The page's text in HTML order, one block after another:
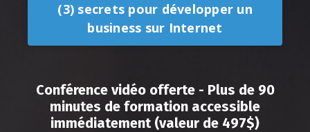
(3) secrets pour développer un
business sur Internet
Conférence vidéo offerte - Plus de 90
minutes de formation accessible
immédiatement (valeur de 497$)